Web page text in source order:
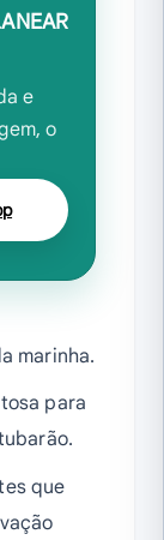
e
o
marinha.
para
que